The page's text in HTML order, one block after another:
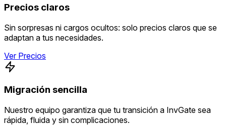
Precios claros
Sin sorpresas ni cargos ocultos: solo precios claros que se
adaptan a tus necesidades.
Ver Precios
Migración sencilla
Nuestro equipo garantiza que tu transición a InvGate sea
rápida, fluida y sin complicaciones.